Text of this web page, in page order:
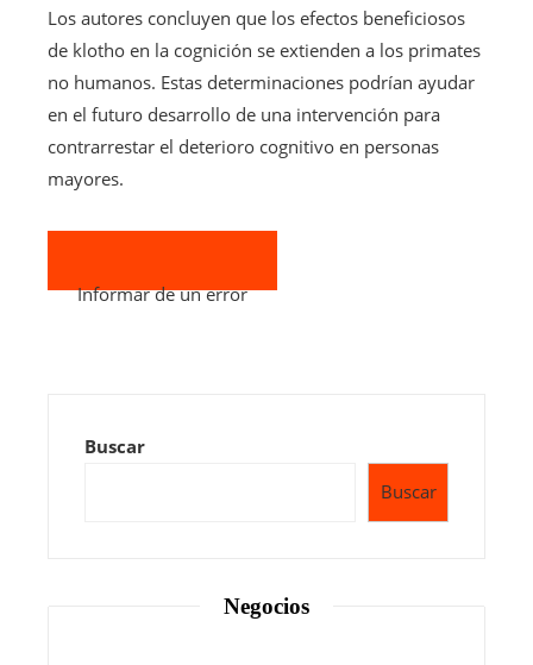
Los autores concluyen que los efectos beneficiosos
de klotho en la cognición se extienden a los primates
no humanos. Estas determinaciones podrían ayudar
en el futuro desarrollo de una intervención para
contrarrestar el deterioro cognitivo en personas
mayores.
Informar de un error
Buscar
Buscar
Negocios